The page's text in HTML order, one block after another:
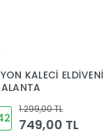
KALECİ ELDİVENİ
1.299,00 TL
749,00 TL